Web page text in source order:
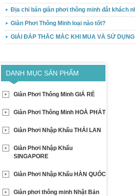
Địa chỉ bán giàn phơi thông minh đắt khách
Giàn Phơi Thông Minh loại nào tốt?
GIẢI ĐÁP THẮC MẮC KHI MUA VÀ SỬ
DANH MỤC SẢN PHẨM
Giàn Phơi Thông Minh GIÁ RẺ
Giàn Phơi Thông Minh HOÀ PHÁT
Giàn Phơi Nhập Khẩu THÁI LAN
Giàn Phơi Nhập Khẩu
SINGAPORE
Giàn Phơi Nhập Khẩu HÀN QUỐC
Giàn phơi thông minh Nhật Bản